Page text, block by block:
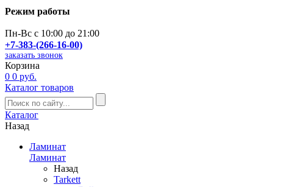
Режим работы
Пн-Вс с 10:00 до 21:00
+7-383-(266-16-00)
заказать звонок
Корзина
0 0 руб.
Каталог товаров
Каталог
Назад
Ламинат
Ламинат
Назад
Tarkett